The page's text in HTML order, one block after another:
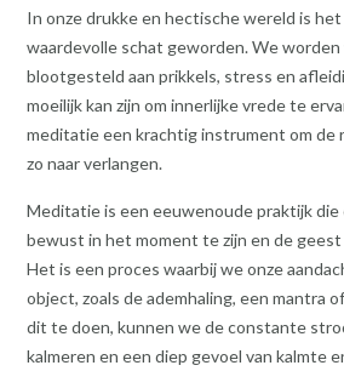
In onze drukke en hectische wereld is
waardevolle schat geworden. We
blootgesteld aan prikkels, stress en
moeilijk kan zijn om innerlijke vrede te
meditatie een krachtig instrument om de
zo naar verlangen.
Meditatie is een eeuwenoude praktijk
bewust in het moment te zijn en de
Het is een proces waarbij we onze
object, zoals de ademhaling, een mantra
dit te doen, kunnen we de constante
kalmeren en een diep gevoel van kalmte